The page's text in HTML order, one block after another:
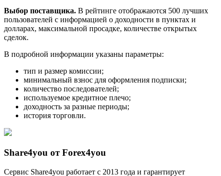
Выбор поставщика. В рейтинге отображаются 500 лучших
пользователей с информацией о доходности в пунктах и
долларах, максимальной просадке, количестве открытых
сделок.
В подробной информации указаны параметры:
тип и размер комиссии;
минимальный взнос для оформления подписки;
количество последователей;
используемое кредитное плечо;
доходность за разные периоды;
история торговли.
Share4you от Forex4you
Сервис Share4you работает с 2013 года и гарантирует